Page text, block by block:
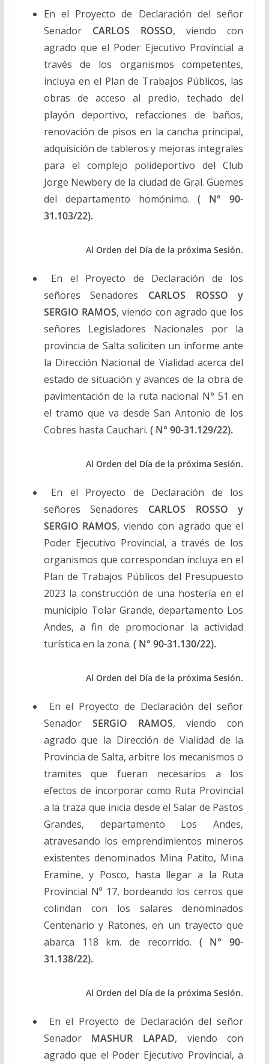
En el Proyecto de Declaración del señor
Senador CARLOS ROSSO, viendo con
agrado que el Poder Ejecutivo Provincial a
través de los organismos competentes,
incluya en el Plan de Trabajos Públicos, las
obras de acceso al predio, techado del
playón deportivo, refacciones de baños,
renovación de pisos en la cancha principal,
adquisición de tableros y mejoras integrales
para el complejo polideportivo del Club
Jorge Newbery de la ciudad de Gral. Güemes
del departamento homónimo.( N° 90-
31.103/22).
Al Orden del Día de la próxima Sesión.
En el Proyecto de Declaración de los
señores Senadores CARLOS ROSSO y
SERGIO RAMOS, viendo con agrado que los
señores Legisladores Nacionales por la
provincia de Salta soliciten un informe ante
la Dirección Nacional de Vialidad acerca del
estado de situación y avances de la obra de
pavimentación de la ruta nacional N° 51 en
el tramo que va desde San Antonio de los
Cobres hasta Cauchari. ( N° 90-31.129/22).
Al Orden del Día de la próxima Sesión.
En el Proyecto de Declaración de los
señores Senadores CARLOS ROSSO y
SERGIO RAMOS, viendo con agrado que el
Poder Ejecutivo Provincial, a través de los
organismos que correspondan incluya en el
Plan de Trabajos Públicos del Presupuesto
2023 la construcción de una hostería en el
municipio Tolar Grande, departamento Los
Andes, a fin de promocionar la actividad
turística en la zona. ( N° 90-31.130/22).
Al Orden del Día de la próxima Sesión.
En el Proyecto de Declaración del señor
Senador SERGIO RAMOS, viendo con
agrado que la Dirección de Vialidad de la
Provincia de Salta, arbitre los mecanismos o
tramites que fueran necesarios a los
efectos de incorporar como Ruta Provincial
a la traza que inicia desde el Salar de Pastos
Grandes, departamento Los Andes,
atravesando los emprendimientos mineros
existentes denominados Mina Patito, Mina
Eramine, y Posco, hasta llegar a la Ruta
Provincial Nº 17, bordeando los cerros que
colindan con los salares denominados
Centenario y Ratones, en un trayecto que
abarca 118 km. de recorrido. ( N° 90-
31.138/22).
Al Orden del Día de la próxima Sesión.
En el Proyecto de Declaración del señor
Senador MASHUR LAPAD, viendo con
agrado que el Poder Ejecutivo Provincial, a